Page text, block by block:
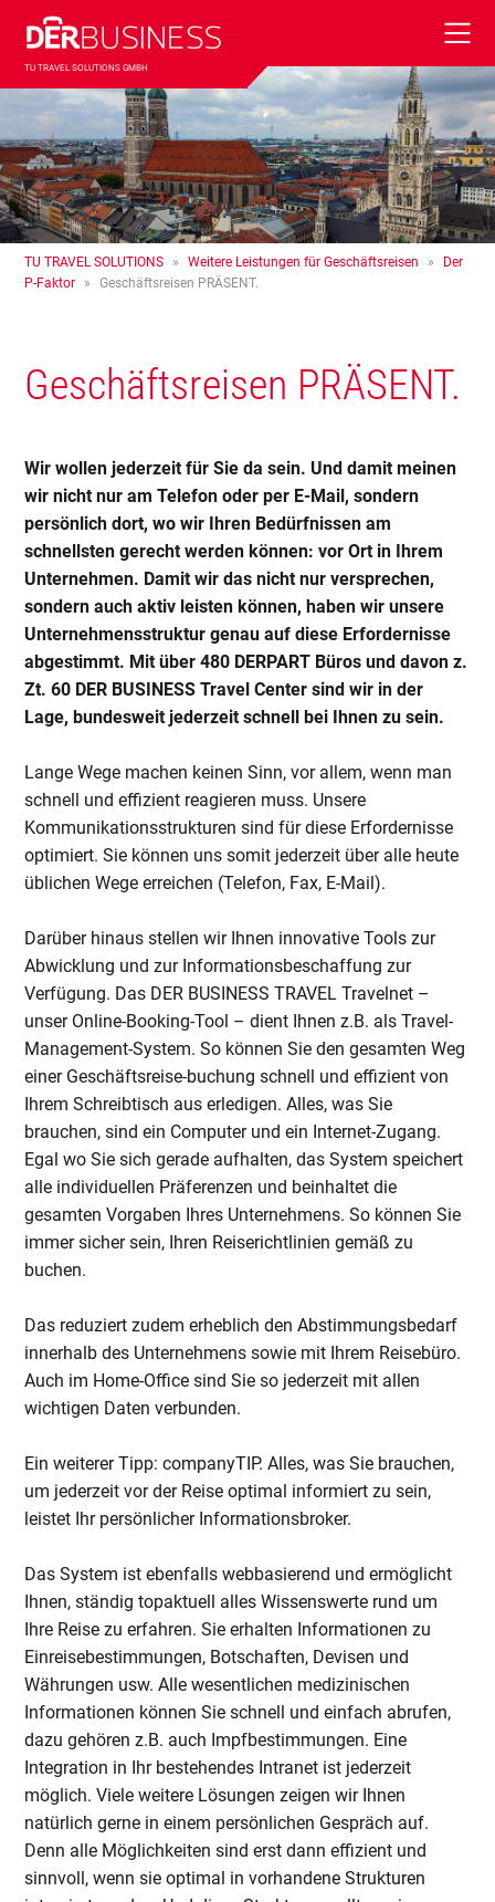
TU TRAVEL SOLUTIONS GMBH
TU TRAVEL SOLUTIONS » Weitere Leistungen für Geschäftsreisen »
Der
P-Faktor
» Geschäftsreisen PRÄSENT.
Geschäftsreisen PRÄSENT.
Wir wollen jederzeit für Sie da sein. Und damit meinen
wir nicht nur am Telefon oder per E-Mail, sondern
persönlich dort, wo wir Ihren Bedürfnissen am
schnellsten gerecht werden können: vor Ort in Ihrem
Unternehmen. Damit wir das nicht nur versprechen,
sondern auch aktiv leisten können, haben wir unsere
Unternehmensstruktur genau auf diese Erfordernisse
abgestimmt. Mit über 480 DERPART Büros und davon z.
Zt. 60 DER BUSINESS Travel Center sind wir in der
Lage, bundesweit jederzeit schnell bei Ihnen zu sein.
Lange Wege machen keinen Sinn, vor allem, wenn man
schnell und effizient reagieren muss. Unsere
Kommunikationsstrukturen sind für diese Erfordernisse
optimiert. Sie können uns somit jederzeit über alle heute
üblichen Wege erreichen (Telefon, Fax, E-Mail).
Darüber hinaus stellen wir Ihnen innovative Tools zur
Abwicklung und zur Informationsbeschaffung zur
Verfügung. Das DER BUSINESS TRAVEL Travelnet –
unser Online-Booking-Tool – dient Ihnen z.B. als Travel-
Management-System. So können Sie den gesamten Weg
einer Geschäftsreise-buchung schnell und effizient von
Ihrem Schreibtisch aus erledigen. Alles, was Sie
brauchen, sind ein Computer und ein Internet-Zugang.
Egal wo Sie sich gerade aufhalten, das System speichert
alle individuellen Präferenzen und beinhaltet die
gesamten Vorgaben Ihres Unternehmens. So können Sie
immer sicher sein, Ihren Reiserichtlinien gemäß zu
buchen.
Das reduziert zudem erheblich den Abstimmungsbedarf
innerhalb des Unternehmens sowie mit Ihrem Reisebüro.
Auch im Home-Office sind Sie so jederzeit mit allen
wichtigen Daten verbunden.
Ein weiterer Tipp: companyTIP. Alles, was Sie brauchen,
um jederzeit vor der Reise optimal informiert zu sein,
leistet Ihr persönlicher Informationsbroker.
Das System ist ebenfalls webbasierend und ermöglicht
Ihnen, ständig topaktuell alles Wissenswerte rund um
Ihre Reise zu erfahren. Sie erhalten Informationen zu
Einreisebestimmungen, Botschaften, Devisen und
Währungen usw. Alle wesentlichen medizinischen
Informationen können Sie schnell und einfach abrufen,
dazu gehören z.B. auch Impfbestimmungen. Eine
Integration in Ihr bestehendes Intranet ist jederzeit
möglich. Viele weitere Lösungen zeigen wir Ihnen
natürlich gerne in einem persönlichen Gespräch auf.
Denn alle Möglichkeiten sind erst dann effizient und
sinnvoll, wenn sie optimal in vorhandene Strukturen